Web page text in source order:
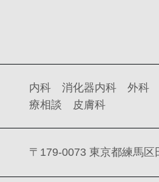
内科 消化器内科 外科
療相談 皮膚科
〒179-0073 東京都練馬区